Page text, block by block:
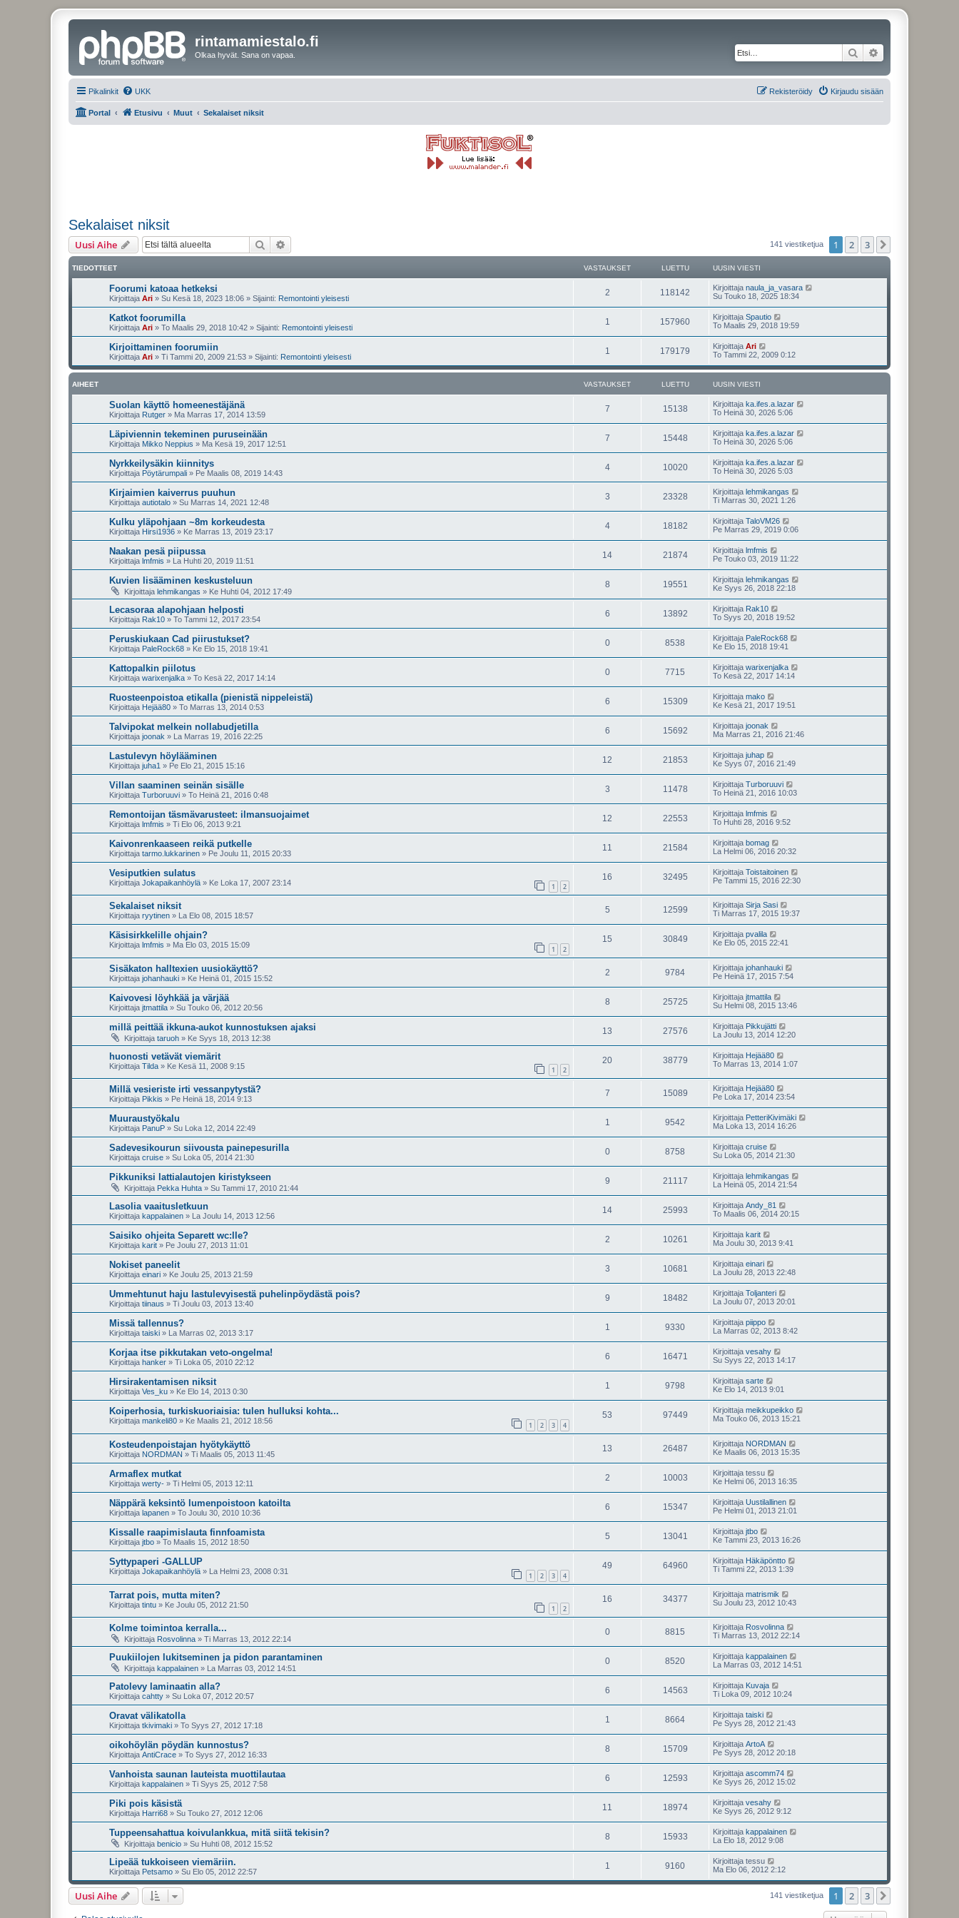
rintamamiestalo.fi
Olkaa hyvät. Sana on vapaa. Etsi
Pikalinkit UKK Kirjaudu sisään
Rekisteröidy
Portal Etusivu Muut Sekalaiset niksit
Sekalaiset niksit
Uusi Aihe Etsi 141 viestiketjua 1 2 3
TIEDOTTEET VASTAUKSET LUETTU UUSIN VIESTI
Foorumi katoaa hetkeksi
Kirjoittaja Ari » Su Kesä 18, 2023 18:06 » Sijainti: Remontointi yleisesti
2 118142 Kirjoittaja naula_ja_vasara
Su Touko 18, 2025 18:34
Katkot foorumilla
Kirjoittaja Ari » To Maalis 29, 2018 10:42 » Sijainti: Remontointi yleisesti
1 157960 Kirjoittaja Spautio
To Maalis 29, 2018 19:59
Kirjoittaminen foorumiin
Kirjoittaja Ari » Ti Tammi 20, 2009 21:53 » Sijainti: Remontointi yleisesti
1 179179 Kirjoittaja Ari
To Tammi 22, 2009 0:12
AIHEET VASTAUKSET LUETTU UUSIN VIESTI
Suolan käyttö homeenestäjänä
Kirjoittaja Rutger » Ma Marras 17, 2014 13:59
7 15138 Kirjoittaja ka.ifes.a.lazar
To Heinä 30, 2026 5:06
Läpiviennin tekeminen puruseinään
Kirjoittaja Mikko Neppius » Ma Kesä 19, 2017 12:51
7 15448 Kirjoittaja ka.ifes.a.lazar
To Heinä 30, 2026 5:06
Nyrkkeilysäkin kiinnitys
Kirjoittaja Pöytärumpali » Pe Maalis 08, 2019 14:43
4 10020 Kirjoittaja ka.ifes.a.lazar
To Heinä 30, 2026 5:03
Kirjaimien kaiverrus puuhun
Kirjoittaja autiotalo » Su Marras 14, 2021 12:48
3 23328 Kirjoittaja lehmikangas
Ti Marras 30, 2021 1:26
Kulku yläpohjaan ~8m korkeudesta
Kirjoittaja Hirsi1936 » Ke Marras 13, 2019 23:17
4 18182 Kirjoittaja TaloVM26
Pe Marras 29, 2019 0:06
Naakan pesä piipussa
Kirjoittaja lmfmis » La Huhti 20, 2019 11:51
14 21874 Kirjoittaja lmfmis
Pe Touko 03, 2019 11:22
Kuvien lisääminen keskusteluun
Kirjoittaja lehmikangas » Ke Huhti 04, 2012 17:49
8 19551 Kirjoittaja lehmikangas
Ke Syys 26, 2018 22:18
Lecasoraa alapohjaan helposti
Kirjoittaja Rak10 » To Tammi 12, 2017 23:54
6 13892 Kirjoittaja Rak10
To Syys 20, 2018 19:52
Peruskiukaan Cad piirustukset?
Kirjoittaja PaleRock68 » Ke Elo 15, 2018 19:41
0 8538 Kirjoittaja PaleRock68
Ke Elo 15, 2018 19:41
Kattopalkin piilotus
Kirjoittaja warixenjalka » To Kesä 22, 2017 14:14
0 7715 Kirjoittaja warixenjalka
To Kesä 22, 2017 14:14
Ruosteenpoistoa etikalla (pienistä nippeleistä)
Kirjoittaja Hejää80 » To Marras 13, 2014 0:53
6 15309 Kirjoittaja mako
Ke Kesä 21, 2017 19:51
Talvipokat melkein nollabudjetilla
Kirjoittaja joonak » La Marras 19, 2016 22:25
6 15692 Kirjoittaja joonak
Ma Marras 21, 2016 21:46
Lastulevyn höylääminen
Kirjoittaja juha1 » Pe Elo 21, 2015 15:16
12 21853 Kirjoittaja juhap
Ke Syys 07, 2016 21:49
Villan saaminen seinän sisälle
Kirjoittaja Turboruuvi » To Heinä 21, 2016 0:48
3 11478 Kirjoittaja Turboruuvi
To Heinä 21, 2016 10:03
Remontoijan täsmävarusteet: ilmansuojaimet
Kirjoittaja lmfmis » Ti Elo 06, 2013 9:21
12 22553 Kirjoittaja lmfmis
To Huhti 28, 2016 9:52
Kaivonrenkaaseen reikä putkelle
Kirjoittaja tarmo.lukkarinen » Pe Joulu 11, 2015 20:33
11 21584 Kirjoittaja bomag
La Helmi 06, 2016 20:32
Vesiputkien sulatus
Kirjoittaja Jokapaikanhöylä » Ke Loka 17, 2007 23:14 1 2
16 32495 Kirjoittaja Toistaitoinen
Pe Tammi 15, 2016 22:30
Sekalaiset niksit
Kirjoittaja ryytinen » La Elo 08, 2015 18:57
5 12599 Kirjoittaja Sirja Sasi
Ti Marras 17, 2015 19:37
Käsisirkkelille ohjain?
Kirjoittaja lmfmis » Ma Elo 03, 2015 15:09 1 2
15 30849 Kirjoittaja pvalila
Ke Elo 05, 2015 22:41
Sisäkaton halltexien uusiokäyttö?
Kirjoittaja johanhauki » Ke Heinä 01, 2015 15:52
2 9784 Kirjoittaja johanhauki
Pe Heinä 17, 2015 7:54
Kaivovesi löyhkää ja värjää
Kirjoittaja jtmattila » Su Touko 06, 2012 20:56
8 25725 Kirjoittaja jtmattila
Su Helmi 08, 2015 13:46
millä peittää ikkuna-aukot kunnostuksen ajaksi
Kirjoittaja taruoh » Ke Syys 18, 2013 12:38
13 27576 Kirjoittaja Pikkujätti
La Joulu 13, 2014 12:20
huonosti vetävät viemärit
Kirjoittaja Tilda » Ke Kesä 11, 2008 9:15 1 2
20 38779 Kirjoittaja Hejää80
To Marras 13, 2014 1:07
Millä vesieriste irti vessanpytystä?
Kirjoittaja Pikkis » Pe Heinä 18, 2014 9:13
7 15089 Kirjoittaja Hejää80
Pe Loka 17, 2014 23:54
Muuraustyökalu
Kirjoittaja PanuP » Su Loka 12, 2014 22:49
1 9542 Kirjoittaja PetteriKivimäki
Ma Loka 13, 2014 16:26
Sadevesikourun siivousta painepesurilla
Kirjoittaja cruise » Su Loka 05, 2014 21:30
0 8758 Kirjoittaja cruise
Su Loka 05, 2014 21:30
Pikkuniksi lattialautojen kiristykseen
Kirjoittaja Pekka Huhta » Su Tammi 17, 2010 21:44
9 21117 Kirjoittaja lehmikangas
La Heinä 05, 2014 21:54
Lasolia vaaitusletkuun
Kirjoittaja kappalainen » La Joulu 14, 2013 12:56
14 25993 Kirjoittaja Andy_81
To Maalis 06, 2014 20:15
Saisiko ohjeita Separett wc:lle?
Kirjoittaja karit » Pe Joulu 27, 2013 11:01
2 10261 Kirjoittaja karit
Ma Joulu 30, 2013 9:41
Nokiset paneelit
Kirjoittaja einari » Ke Joulu 25, 2013 21:59
3 10681 Kirjoittaja einari
La Joulu 28, 2013 22:48
Ummehtunut haju lastulevyisestä puhelinpöydästä pois?
Kirjoittaja tiinaus » Ti Joulu 03, 2013 13:40
9 18482 Kirjoittaja Toljanteri
La Joulu 07, 2013 20:01
Missä tallennus?
Kirjoittaja taiski » La Marras 02, 2013 3:17
1 9330 Kirjoittaja piippo
La Marras 02, 2013 8:42
Korjaa itse pikkutakan veto-ongelma!
Kirjoittaja hanker » Ti Loka 05, 2010 22:12
6 16471 Kirjoittaja vesahy
Su Syys 22, 2013 14:17
Hirsirakentamisen niksit
Kirjoittaja Ves_ku » Ke Elo 14, 2013 0:30
1 9798 Kirjoittaja sarte
Ke Elo 14, 2013 9:01
Koiperhosia, turkiskuoriaisia: tulen hulluksi kohta...
Kirjoittaja mankeli80 » Ke Maalis 21, 2012 18:56 1 2 3 4
53 97449 Kirjoittaja meikkupeikko
Ma Touko 06, 2013 15:21
Kosteudenpoistajan hyötykäyttö
Kirjoittaja NORDMAN » Ti Maalis 05, 2013 11:45
13 26487 Kirjoittaja NORDMAN
Ke Maalis 06, 2013 15:35
Armaflex mutkat
Kirjoittaja werty- » Ti Helmi 05, 2013 12:11
2 10003 Kirjoittaja tessu
Ke Helmi 06, 2013 16:35
Näppärä keksintö lumenpoistoon katoilta
Kirjoittaja lapanen » To Joulu 30, 2010 10:36
6 15347 Kirjoittaja Uustilallinen
Pe Helmi 01, 2013 21:01
Kissalle raapimislauta finnfoamista
Kirjoittaja jtbo » To Maalis 15, 2012 18:50
5 13041 Kirjoittaja jtbo
Ke Tammi 23, 2013 16:26
Syttypaperi -GALLUP
Kirjoittaja Jokapaikanhöylä » La Helmi 23, 2008 0:31 1 2 3 4
49 64960 Kirjoittaja Häkäpöntto
Ti Tammi 22, 2013 1:39
Tarrat pois, mutta miten?
Kirjoittaja tintu » Ke Joulu 05, 2012 21:50 1 2
16 34377 Kirjoittaja matrismik
Su Joulu 23, 2012 10:43
Kolme toimintoa kerralla...
Kirjoittaja Rosvolinna » Ti Marras 13, 2012 22:14
0 8815 Kirjoittaja Rosvolinna
Ti Marras 13, 2012 22:14
Puukiilojen lukitseminen ja pidon parantaminen
Kirjoittaja kappalainen » La Marras 03, 2012 14:51
0 8520 Kirjoittaja kappalainen
La Marras 03, 2012 14:51
Patolevy laminaatin alla?
Kirjoittaja cahtty » Su Loka 07, 2012 20:57
6 14563 Kirjoittaja Kuvaja
Ti Loka 09, 2012 10:24
Oravat välikatolla
Kirjoittaja tkivimaki » To Syys 27, 2012 17:18
1 8664 Kirjoittaja taiski
Pe Syys 28, 2012 21:43
oikohöylän pöydän kunnostus?
Kirjoittaja AntiCrace » To Syys 27, 2012 16:33
8 15709 Kirjoittaja ArtoA
Pe Syys 28, 2012 20:18
Vanhoista saunan lauteista muottilautaa
Kirjoittaja kappalainen » Ti Syys 25, 2012 7:58
6 12593 Kirjoittaja ascomm74
Ke Syys 26, 2012 15:02
Piki pois käsistä
Kirjoittaja Harri68 » Su Touko 27, 2012 12:06
11 18974 Kirjoittaja vesahy
Ke Syys 26, 2012 9:12
Tuppeensahattua koivulankkua, mitä siitä tekisin?
Kirjoittaja benicio » Su Huhti 08, 2012 15:52
8 15933 Kirjoittaja kappalainen
La Elo 18, 2012 9:08
Lipeää tukkoiseen viemäriin.
Kirjoittaja Petsamo » Su Elo 05, 2012 22:57
1 9160 Kirjoittaja tessu
Ma Elo 06, 2012 2:12
Uusi Aihe 141 viestiketjua 1 2 3